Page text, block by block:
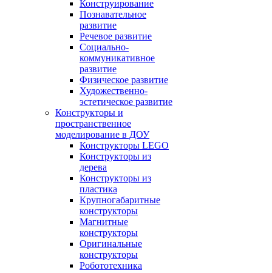
Конструирование
Познавательное
развитие
Речевое развитие
Социально-
коммуникативное
развитие
Физическое развитие
Художественно-
эстетическое развитие
Конструкторы и
пространственное
моделирование в ДОУ
Конструкторы LEGO
Конструкторы из
дерева
Конструкторы из
пластика
Крупногабаритные
конструкторы
Магнитные
конструкторы
Оригинальные
конструкторы
Робототехника